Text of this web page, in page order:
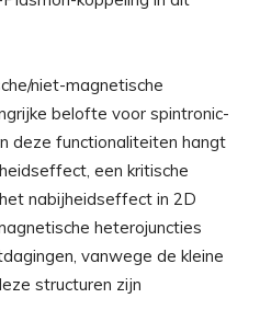
niet-magnetische
belofte voor spintronic-
deze functionaliteiten hangt
een kritische
nabijheidseffect in 2D
heterojuncties
vanwege de kleine
structuren zijn